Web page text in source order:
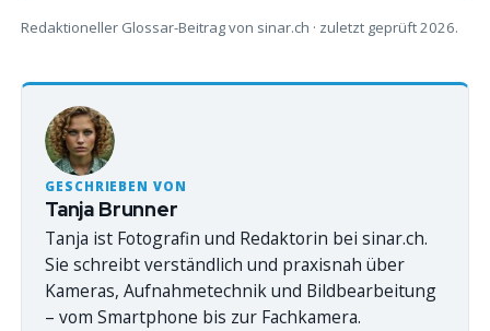
Redaktioneller Glossar-Beitrag von sinar.ch · zuletzt geprüft 2026.
GESCHRIEBEN VON
Tanja Brunner
Tanja ist Fotografin und Redaktorin bei sinar.ch.
Sie schreibt verständlich und praxisnah über
Kameras, Aufnahmetechnik und Bildbearbeitung
– vom Smartphone bis zur Fachkamera.